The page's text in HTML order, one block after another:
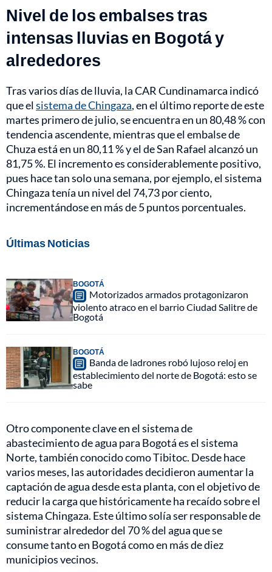
Nivel de los embalses tras
intensas lluvias en Bogotá y
alrededores
Tras varios días de lluvia, la CAR Cundinamarca indicó
que elsistema de Chingaza, en el último reporte de este
martes primero de julio, se encuentra en un 80,48 % con
tendencia ascendente, mientras que el embalse de
Chuza está en un 80,11 % y el de San Rafael alcanzó un
81,75 %. El incremento es considerablemente positivo,
pues hace tan solo una semana, por ejemplo, el sistema
Chingaza tenía un nivel del 74,73 por ciento,
incrementándose en más de 5 puntos porcentuales.
Últimas Noticias
BOGOTÁ
Motorizados armados protagonizaron
violento atraco en el barrio Ciudad Salitre de
Bogotá
BOGOTÁ
Banda de ladrones robó lujoso reloj en
establecimiento del norte de Bogotá: esto se
sabe
Otro componente clave en el sistema de
abastecimiento de agua para Bogotá es el sistema
Norte, también conocido como Tibitoc. Desde hace
varios meses, las autoridades decidieron aumentar la
captación de agua desde esta planta, con el objetivo de
reducir la carga que históricamente ha recaído sobre el
sistema Chingaza. Este último solía ser responsable de
suministrar alrededor del 70 % del agua que se
consume tanto en Bogotá como en más de diez
municipios vecinos.